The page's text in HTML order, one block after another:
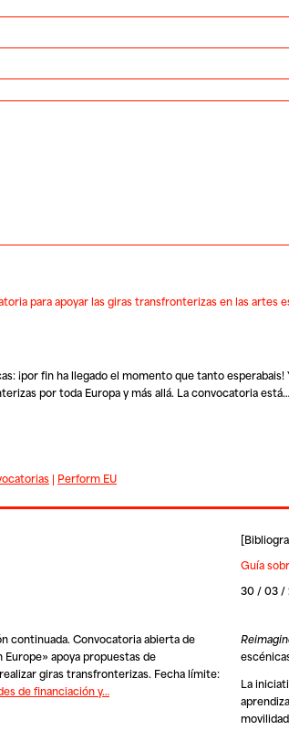
para apoyar las giras transfronterizas en las artes
¡por fin ha llegado el momento que tanto
por toda Europa y más allá. La convocatoria está…
| Perform EU
continuada. Convocatoria abierta de
apoya propuestas de
giras transfronterizas. Fecha límite:
de financiación y…
[
Guía
30 / 03 /
La